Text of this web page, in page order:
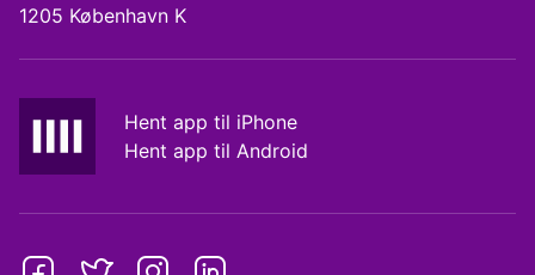
1205 København K
Hent app til iPhone
Hent app til Android